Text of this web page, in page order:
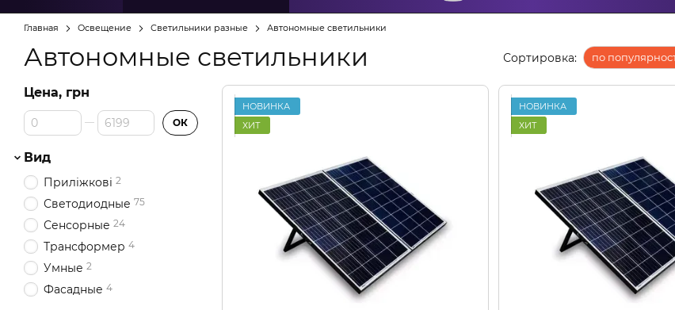
Главная Освещение Светильники разные Автономные светильники
Автономные светильники Сортировка: по
НОВИНКА
ХИТ
НОВИНКА
ХИТ
Цена, грн
От Цена, грн
До Цена, грн ОК
Вид
Приліжкові 2
Светодиодные 75
Сенсорные 24
Трансформер 4
Умные 2
Фасадные 4